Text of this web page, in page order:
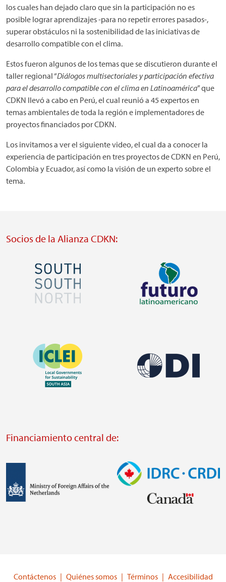
los cuales han dejado claro que sin la participación no es
posible lograr aprendizajes -para no repetir errores pasados-,
superar obstáculos ni la sostenibilidad de las iniciativas de
desarrollo compatible con el clima.
Estos fueron algunos de los temas que se discutieron durante el
taller regional “Diálogos multisectoriales y participación efectiva
para el desarrollo compatible con el clima en Latinoamérica” que
CDKN llevó a cabo en Perú, el cual reunió a 45 expertos en
temas ambientales de toda la región e implementadores de
proyectos financiados por CDKN.
Los invitamos a ver el siguiente video, el cual da a conocer la
experiencia de participación en tres proyectos de CDKN en Perú,
Colombia y Ecuador, así como la visión de un experto sobre el
tema.
Socios de la Alianza CDKN:
Imagen
website
https://southsouthnorth.org/
Imagen
website
https://www.ffla.net/
Imagen
website
Imagen
Financiamiento central de:
of-
Imagen
Contáctenos
Quiénes somos Términos Accesibilidad